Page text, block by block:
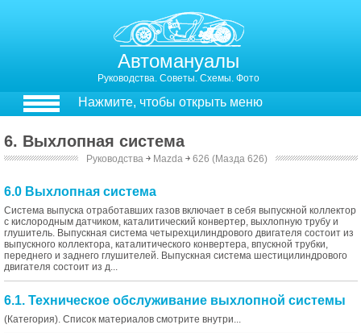
Автомануалы
Руководства. Советы. Схемы. Фото
Нажмите, чтобы открыть меню
6. Выхлопная система
Руководства ￫ Mazda ￫ 626 (Мазда 626)
6.0 Выхлопная система
Система выпуска отработавших газов включает в себя выпускной коллектор
с кислородным датчиком, каталитический конвертер, выхлопную трубу и
глушитель. Выпускная система четырехцилиндрового двигателя состоит из
выпускного коллектора, каталитического конвертера, впускной трубки,
переднего и заднего глушителей. Выпускная система шестицилиндрового
двигателя состоит из д...
6.1. Техническое обслуживание выхлопной системы
(Категория). Список материалов смотрите внутри...